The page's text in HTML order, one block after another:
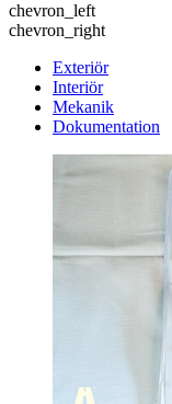
chevron_left
chevron_right
Exteriör
Interiör
Mekanik
Dokumentation